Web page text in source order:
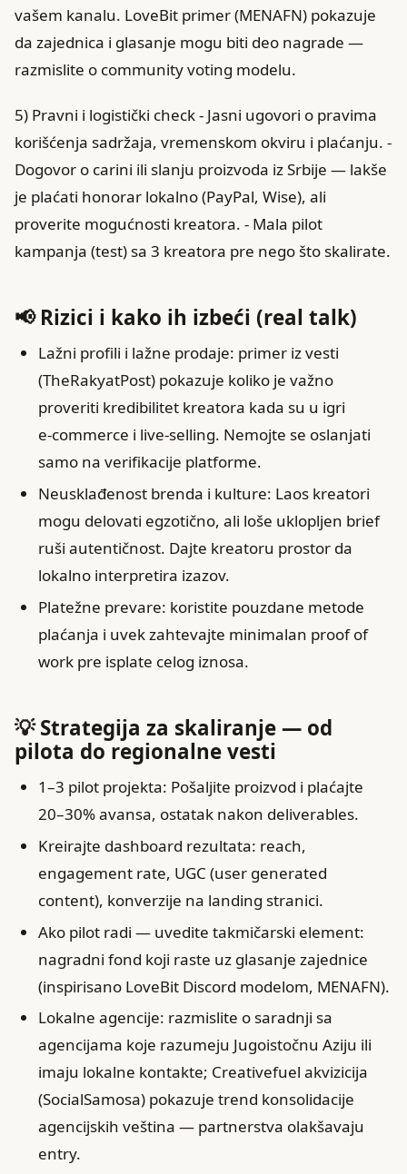
vašem kanalu. LoveBit primer (MENAFN) pokazuje
da zajednica i glasanje mogu biti deo nagrade —
razmislite o community voting modelu.
5) Pravni i logistički check - Jasni ugovori o pravima
korišćenja sadržaja, vremenskom okviru i plaćanju. -
Dogovor o carini ili slanju proizvoda iz Srbije — lakše
je plaćati honorar lokalno (PayPal, Wise), ali
proverite mogućnosti kreatora. - Mala pilot
kampanja (test) sa 3 kreatora pre nego što skalirate.
📢 Rizici i kako ih izbeći (real talk)
Lažni profili i lažne prodaje: primer iz vesti
(TheRakyatPost) pokazuje koliko je važno
proveriti kredibilitet kreatora kada su u igri
e‑commerce i live-selling. Nemojte se oslanjati
samo na verifikacije platforme.
Neusklađenost brenda i kulture: Laos kreatori
mogu delovati egzotično, ali loše uklopljen brief
ruši autentičnost. Dajte kreatoru prostor da
lokalno interpretira izazov.
Platežne prevare: koristite pouzdane metode
plaćanja i uvek zahtevajte minimalan proof of
work pre isplate celog iznosa.
💡 Strategija za skaliranje — od
pilota do regionalne vesti
1–3 pilot projekta: Pošaljite proizvod i plaćajte
20–30% avansa, ostatak nakon deliverables.
Kreirajte dashboard rezultata: reach,
engagement rate, UGC (user generated
content), konverzije na landing stranici.
Ako pilot radi — uvedite takmičarski element:
nagradni fond koji raste uz glasanje zajednice
(inspirisano LoveBit Discord modelom, MENAFN).
Lokalne agencije: razmislite o saradnji sa
agencijama koje razumeju Jugoistočnu Aziju ili
imaju lokalne kontakte; Creativefuel akvizicija
(SocialSamosa) pokazuje trend konsolidacije
agencijskih veština — partnerstva olakšavaju
entry.